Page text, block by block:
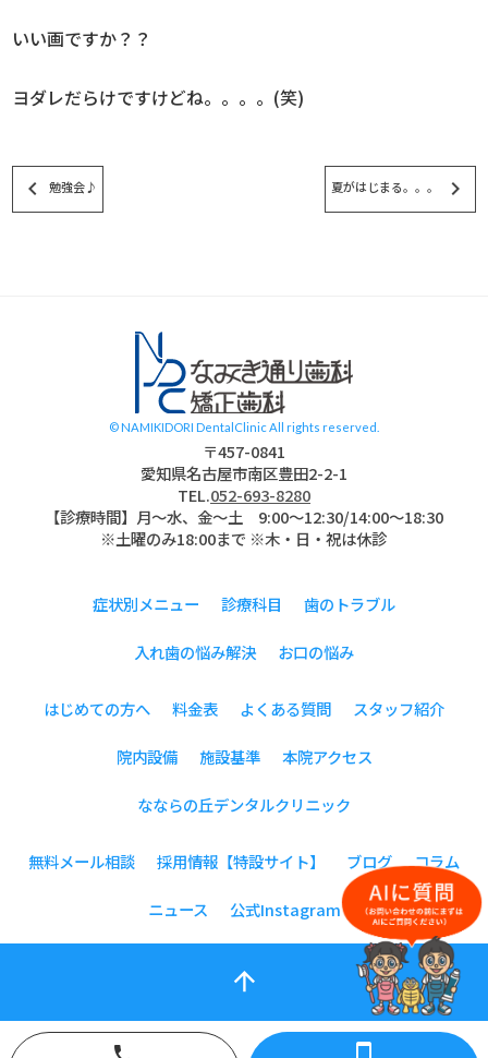
いい画ですか？？
ヨダレだらけですけどね。。。。(笑)
keyboard_arrow_left 勉強会♪ 夏がはじまる。。。 keyboard_arrow_right
© NAMIKIDORI DentalClinic All rights reserved.
〒457-0841
愛知県名古屋市南区豊田2-2-1
TEL.052-693-8280
【診療時間】月〜水、金～土 9:00〜12:30/14:00～18:30
※土曜のみ18:00まで ※木・日・祝は休診
症状別メニュー 診療科目 歯のトラブル
入れ歯の悩み解決 お口の悩み
はじめての方へ 料金表 よくある質問 スタッフ紹介
院内設備 施設基準 本院アクセス
なならの丘デンタルクリニック
無料メール相談 採用情報【特設サイト】 ブログ コラム
ニュース 公式Instagram
arrow_upward